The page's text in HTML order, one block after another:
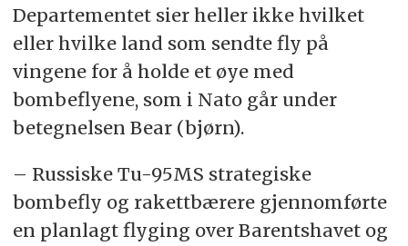
Departementet sier heller ikke hvilket
eller hvilke land som sendte fly på
vingene for å holde et øye med
bombeflyene, som i Nato går under
betegnelsen Bear (bjørn).
– Russiske Tu-95MS strategiske
bombefly og rakettbærere gjennomførte
en planlagt flyging over Barentshavet og